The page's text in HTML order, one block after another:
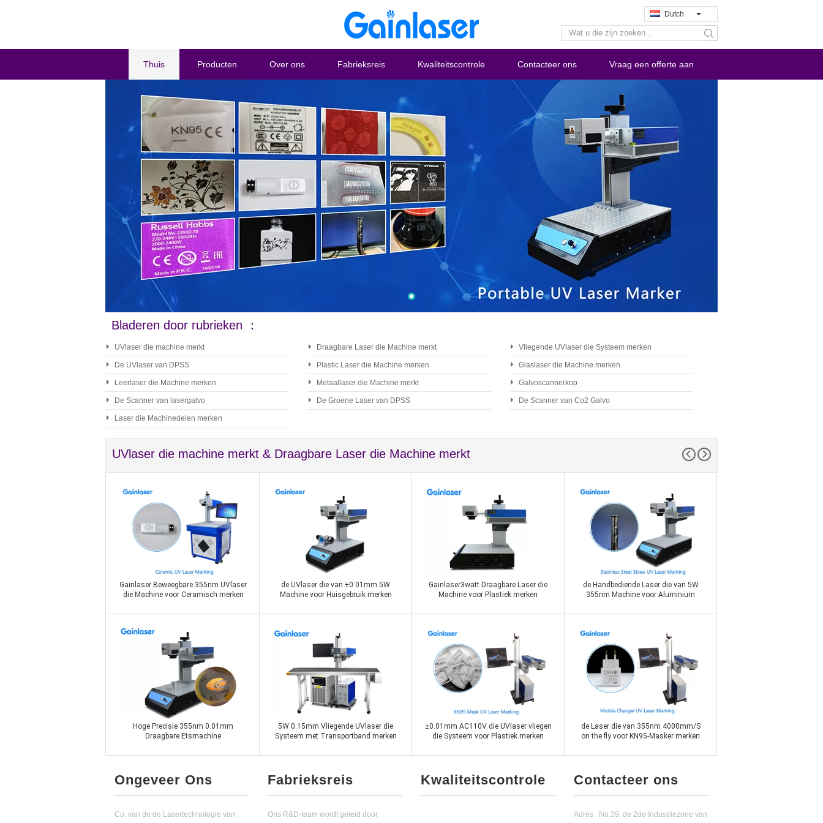
Dutch
search
Thuis Producten Over ons Fabrieksreis Kwaliteitscontrole Contacteer ons Vraag een offerte aan
Bladeren door rubrieken ：
UVlaser die machine merkt Draagbare Laser die Machine merkt Vliegende UVlaser die Systeem merken
De UVlaser van DPSS Plastic Laser die Machine merken Glaslaser die Machine merken
Leerlaser die Machine merken Metaallaser die Machine merkt Galvoscannerkop
De Scanner van lasergalvo De Groene Laser van DPSS De Scanner van Co2 Galvo
Laser die Machinedelen merken
UVlaser die machine merkt & Draagbare Laser die Machine merkt
Gainlaser Beweegbare 355nm UVlaser
die Machine voor Ceramisch merken
Contact nu
de UVlaser die van ±0.01mm 5W
Machine voor Huisgebruik merken
Contact nu
Gainlaser3watt Draagbare Laser die
Machine voor Plastiek merken
Contact nu
de Handbediende Laser die van 5W
355nm Machine voor Aluminium
Contact nu
Hoge Precisie 355nm 0.01mm
Draagbare Etsmachine
5W 0.15mm Vliegende UVlaser die
Systeem met Transportband merken
±0.01mm AC110V die UVlaser vliegen
die Systeem voor Plastiek merken
de Laser die van 355nm 4000mm/S
on the fly voor KN95-Masker merken
Ongeveer Ons
Co. van de de Lasertechnologie van
Fabrieksreis
Ons R&D-team wordt geleid door
Kwaliteitscontrole Contacteer ons
Adres : No.39, de 2de Industriezone van